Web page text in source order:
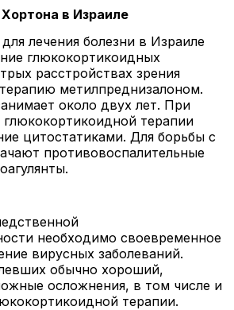
в Израиле
лечения болезни в Израиле
глюкокортикоидных
расстройствах зрения
метилпреднизалоном.
около двух лет. При
терапии
цитостатиками. Для борьбы с
противовоспалительные
необходимо своевременное
вирусных заболеваний.
обычно хороший,
осложнения, в том числе и
терапии.